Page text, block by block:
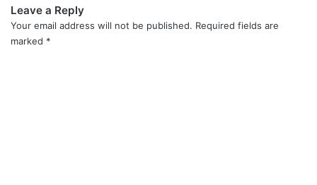
Leave a Reply
Your email address will not be published. Required fields are
marked *